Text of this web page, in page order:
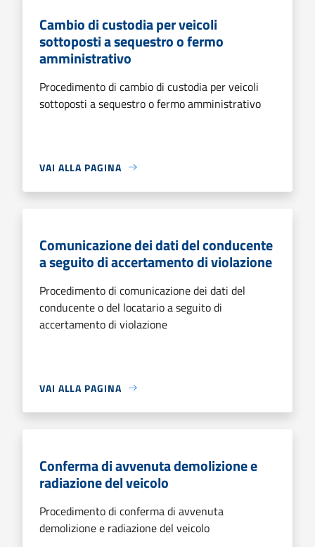
Cambio di custodia per veicoli
sottoposti a sequestro o fermo
amministrativo
Procedimento di cambio di custodia per veicoli
sottoposti a sequestro o fermo amministrativo
VAI ALLA PAGINA
Comunicazione dei dati del conducente
a seguito di accertamento di violazione
Procedimento di comunicazione dei dati del
conducente o del locatario a seguito di
accertamento di violazione
VAI ALLA PAGINA
Conferma di avvenuta demolizione e
radiazione del veicolo
Procedimento di conferma di avvenuta
demolizione e radiazione del veicolo